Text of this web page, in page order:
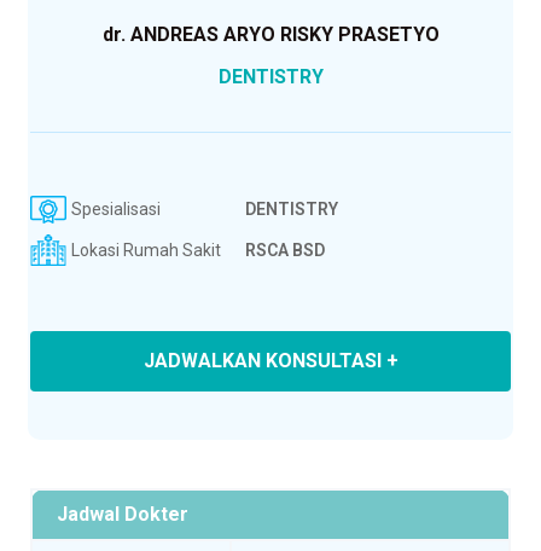
dr. ANDREAS ARYO RISKY PRASETYO
DENTISTRY
Spesialisasi DENTISTRY
Lokasi Rumah Sakit RSCA BSD
JADWALKAN KONSULTASI +
Jadwal Dokter